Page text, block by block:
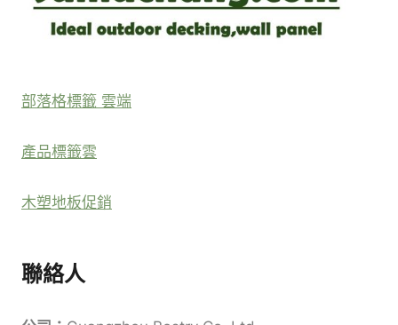
部落格標籤 雲端
產品標籤雲
木塑地板促銷
聯絡人